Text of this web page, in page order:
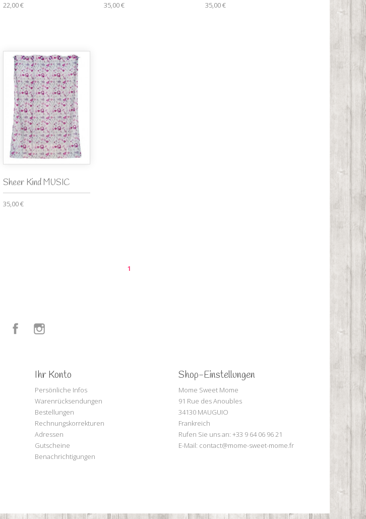
22,00 € 35,00 € 35,00 €
Sheer Kind MUSIC
35,00 €
1
Facebook
Ihr Konto
Persönliche Infos
Warenrücksendungen
Bestellungen
Rechnungskorrekturen
Adressen
Gutscheine
Benachrichtigungen
Shop-Einstellungen
Mome Sweet Mome
91 Rue des Anoubles
34130 MAUGUIO
Frankreich
Rufen Sie uns an: +33 9 64 06 96 21
E-Mail: contact@mome-sweet-mome.fr